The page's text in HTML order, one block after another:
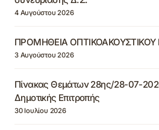
4 Αυγούστου 2026
ΠΡΟΜΗΘΕΙΑ
3 Αυγούστου 2026
Πίνακας Θεμάτων 28ης/28-07-
Δημοτικής Επιτροπής
30 Ιουλίου 2026